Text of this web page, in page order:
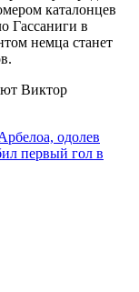
каталонцев
Гассаниги в
немца станет
Виктор
одолев
первый гол в